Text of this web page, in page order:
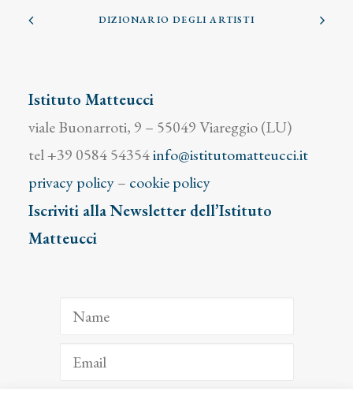
DIZIONARIO DEGLI ARTISTI
Istituto Matteucci
viale Buonarroti, 9 – 55049 Viareggio (LU)
tel +39 0584 54354info@istitutomatteucci.it
privacy policy– cookie policy
Iscriviti alla Newsletter dell’Istituto
Matteucci